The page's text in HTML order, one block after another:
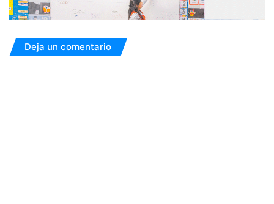
Deja un comentario